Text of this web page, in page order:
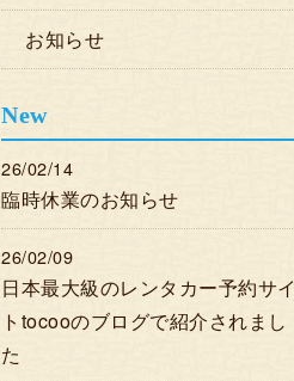
お知らせ
New
26/02/14
臨時休業のお知らせ
26/02/09
日本最大級のレンタカー予約サイ
トtocooのブログで紹介されまし
た